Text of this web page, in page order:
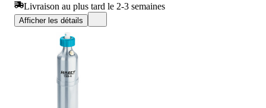
Livraison au plus tard le 2-3 semaines
Afficher les détails